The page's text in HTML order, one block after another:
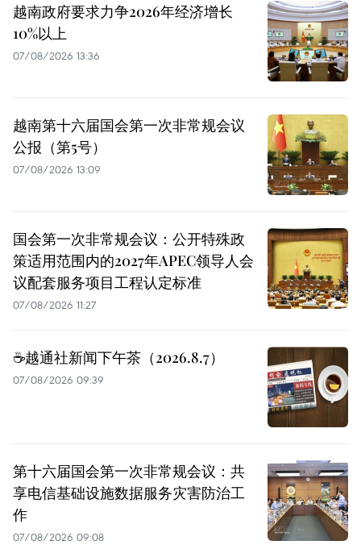
越南政府要求力争2026年经济增长
10%以上
07/08/2026 13:36
越南第十六届国会第一次非常规会议
公报（第5号）
07/08/2026 13:09
国会第一次非常规会议：公开特殊政
策适用范围内的2027年APEC领导人会
议配套服务项目工程认定标准
07/08/2026 11:27
☕️越通社新闻下午茶（2026.8.7）
07/08/2026 09:39
第十六届国会第一次非常规会议：共
享电信基础设施数据服务灾害防治工
作
07/08/2026 09:08